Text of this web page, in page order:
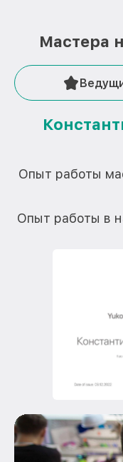
Мастера
Опыт работы
Опыт работы в